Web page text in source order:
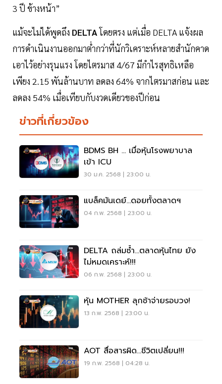
3 ปี ข้างหน้า”
แม้จะไม่ได้พูดถึง DELTAโดยตรง แต่เมื่อ DELTA แจ้งผล
การดำเนินงานออกมาต่ำกว่าที่นักวิเคราะห์หลายสำนักคาด
เอาไว้อย่างรุนแรง โดยไตรมาส 4/67 มีกำไรสุทธิเหลือ
เพียง 2.15 พันล้านบาท ลดลง 64% จากไตรมาสก่อน และ
ลดลง 54% เมื่อเทียบกับงวดเดียวของปีก่อน
ข่าวที่เกี่ยวข้อง
BDMS BH … เมื่อหุ้นโรงพยาบาล
เข้า ICU
30 ม.ค. 2568 | 23:00 น.
แบล็คมันเดย์...ดอยทั้งตลาดฯ
04 ก.พ. 2568 | 23:00 น.
DELTA ถล่มซ้ำ...ตลาดหุ้นไทย ยัง
ไม่หมดเคราะห์!!!
06 ก.พ. 2568 | 23:00 น.
หุ้น MOTHER ลุกช้าจ่ายรอบวง!
13 ก.พ. 2568 | 23:00 น.
AOT สื่อสารผิด...ชีวิตเปลี่ยน!!!
19 ก.พ. 2568 | 04:28 น.